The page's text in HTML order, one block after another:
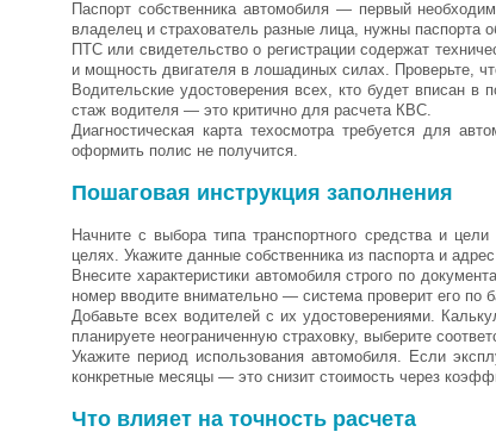
Паспорт собственника автомобиля — первый
владелец и страхователь разные лица, нужны паспорта
ПТС или свидетельство о регистрации содержат
и мощность двигателя в лошадиных силах. Проверьте,
Водительские удостоверения всех, кто будет вписан
стаж водителя — это критично для расчета КВС.
Диагностическая карта техосмотра требуется для
оформить полис не получится.
Пошаговая инструкция заполнения
Начните с выбора типа транспортного средства и
целях. Укажите данные собственника из паспорта и
Внесите характеристики автомобиля строго по
номер вводите внимательно — система проверит его по
Добавьте всех водителей с их удостоверениями.
планируете неограниченную страховку, выберите
Укажите период использования автомобиля. Если
конкретные месяцы — это снизит стоимость через
Что влияет на точность расчета